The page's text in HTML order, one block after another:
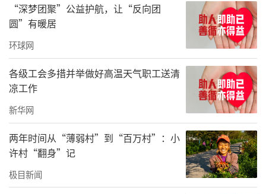
“深梦团聚”公益护航，让“反向团
圆”有暖居
环球网
各级工会多措并举做好高温天气职工送清
凉工作
新华网
两年时间从“薄弱村”到“百万村”：小
许村“翻身”记
极目新闻